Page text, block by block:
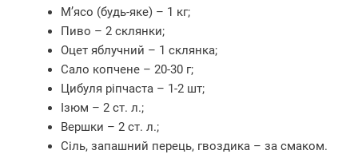
М’ясо (будь-яке) – 1 кг;
Пиво – 2 склянки;
Оцет яблучний – 1 склянка;
Сало копчене – 20-30 г;
Цибуля ріпчаста – 1-2 шт;
Ізюм – 2 ст. л.;
Вершки – 2 ст. л.;
Сіль, запашний перець, гвоздика – за смаком.